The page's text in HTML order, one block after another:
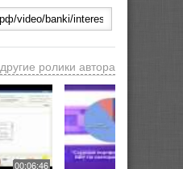
другие ролики автора
00:06:46